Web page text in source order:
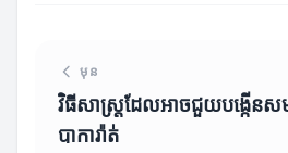
មុន
វិធីសាស្ត្រដែលអាចជួយបង្កើនសម
បាការ៉ាត់